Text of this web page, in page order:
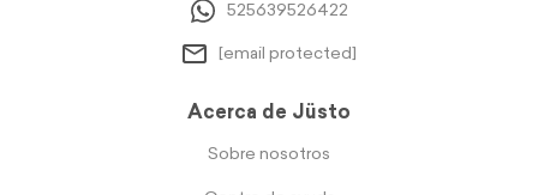
525639526422
[email protected]
Acerca de Jüsto
Sobre nosotros